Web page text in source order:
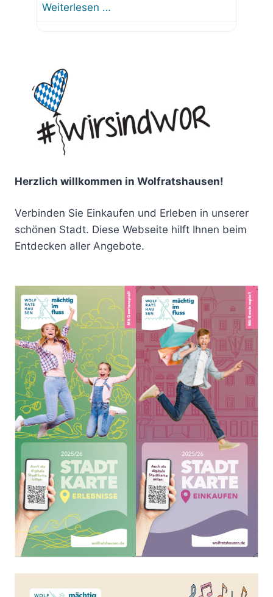
Weiterlesen …
Herzlich willkommen in Wolfratshausen!
Verbinden Sie Einkaufen und Erleben in unserer
schönen Stadt. Diese Webseite hilft Ihnen beim
Entdecken aller Angebote.